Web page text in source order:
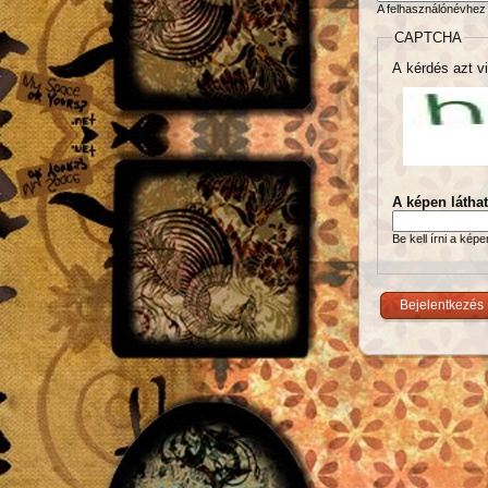
A
CAPTCHA
A kérdés azt
A képen
Be kell írni a